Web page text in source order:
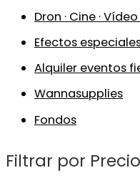
Dron · Cine ·
Efectos
Alquiler eventos
Wannasupplies
Fondos
Filtrar por Precio